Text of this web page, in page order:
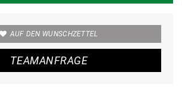
AUF DEN WUNSCHZETTEL
TEAMANFRAGE